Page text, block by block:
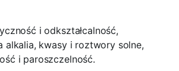
i odkształcalność,
alkalia, kwasy i roztwory solne,
i paroszczelność.